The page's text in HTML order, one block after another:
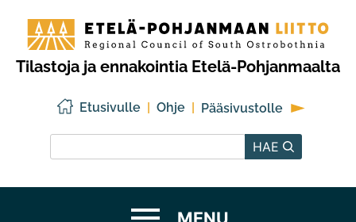
sisältöön
Pohjanmaan
liitto
Tilastoja ja ennakointia Etelä-Pohjanmaalta
Etusivulle Ohje Pääsivustolle
HAE